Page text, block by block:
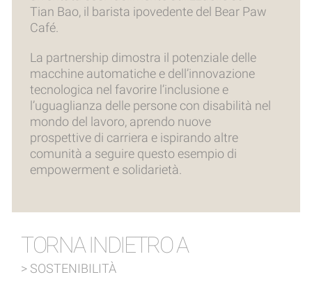
Tian Bao, il barista ipovedente del Bear Paw
Café.
La partnership dimostra il potenziale delle
macchine automatiche e dell’innovazione
tecnologica nel favorire l’inclusione e
l’uguaglianza delle persone con disabilità nel
mondo del lavoro, aprendo nuove
prospettive di carriera e ispirando altre
comunità a seguire questo esempio di
empowerment e solidarietà.
TORNA INDIETRO A
> SOSTENIBILITÀ